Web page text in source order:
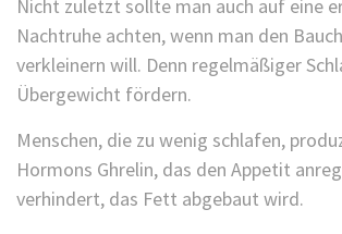
Nicht zuletzt sollte man auch auf eine
Nachtruhe achten, wenn man den
verkleinern will. Denn regelmäßiger
Übergewicht fördern.
Menschen, die zu wenig schlafen,
Hormons Ghrelin, das den Appetit
verhindert, das Fett abgebaut wird.